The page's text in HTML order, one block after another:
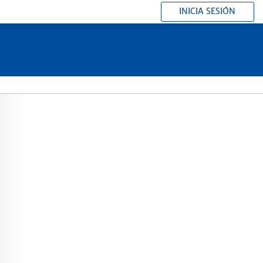
INICIA SESIÓN